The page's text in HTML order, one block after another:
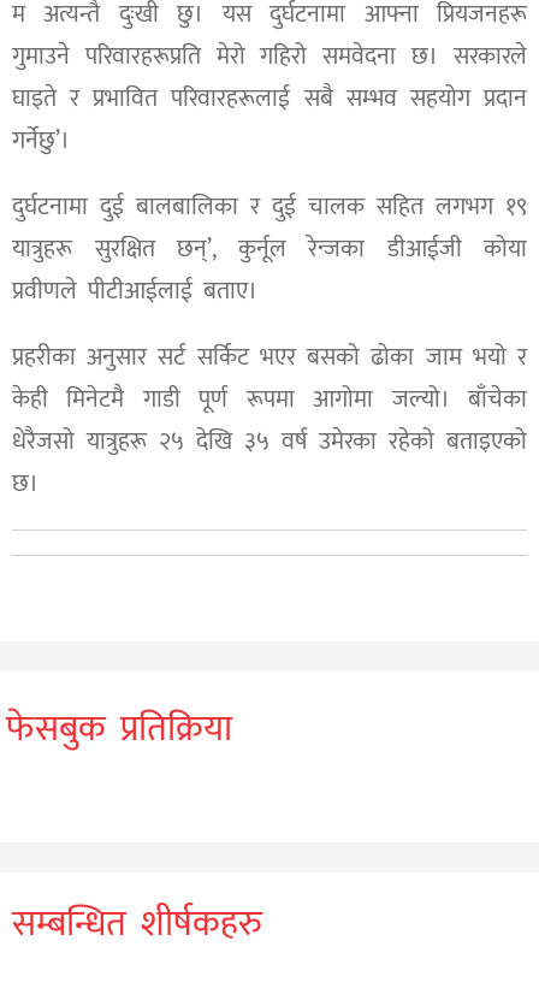
म अत्यन्तै दुःखी छु। यस दुर्घटनामा आफ्ना प्रियजनहरू
गुमाउने परिवारहरूप्रति मेरो गहिरो समवेदना छ। सरकारले
घाइते र प्रभावित परिवारहरूलाई सबै सम्भव सहयोग प्रदान
गर्नेछु’।
दुर्घटनामा दुई बालबालिका र दुई चालक सहित लगभग १९
यात्रुहरू सुरक्षित छन्’, कुर्नूल रेन्जका डीआईजी कोया
प्रवीणले पीटीआईलाई बताए।
प्रहरीका अनुसार सर्ट सर्किट भएर बसको ढोका जाम भयो र
केही मिनेटमै गाडी पूर्ण रूपमा आगोमा जल्यो। बाँचेका
धेरैजसो यात्रुहरू २५ देखि ३५ वर्ष उमेरका रहेको बताइएको
छ।
फेसबुक प्रतिक्रिया
सम्बन्धित शीर्षकहरु